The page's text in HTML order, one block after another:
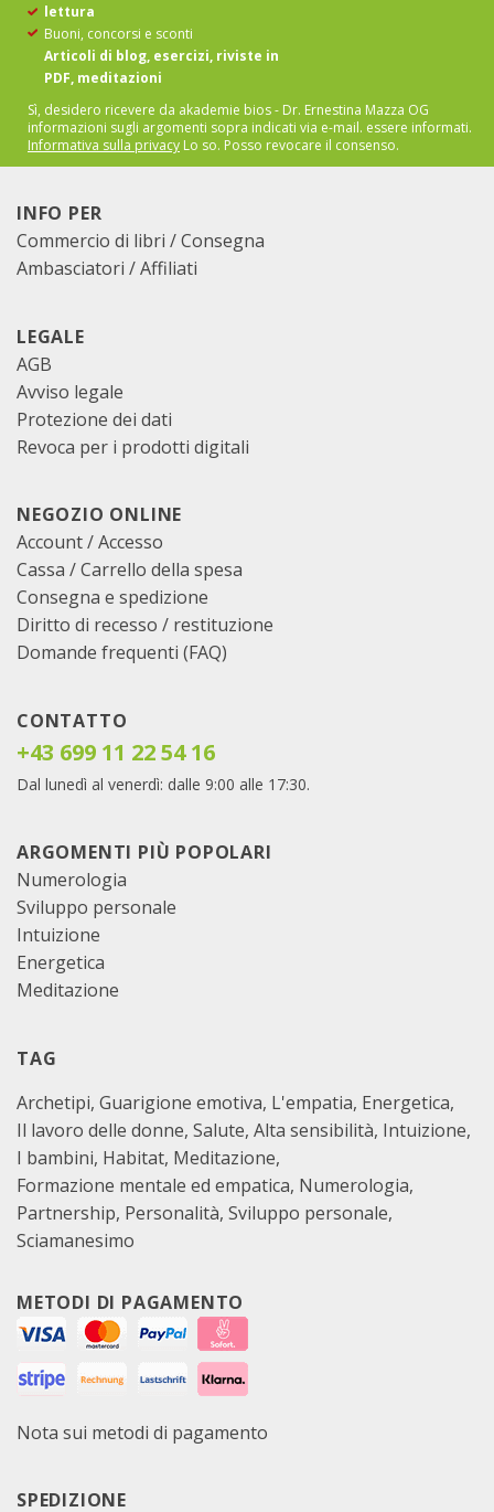
lettura
Buoni, concorsi e sconti
Articoli di blog, esercizi, riviste in
PDF, meditazioni
Sì, desidero ricevere da akademie bios - Dr. Ernestina Mazza OG
informazioni sugli argomenti sopra indicati via e-mail. essere informati.
Informativa sulla privacy Lo so. Posso revocare il consenso.
INFO PER
Commercio di libri / Consegna
Ambasciatori / Affiliati
LEGALE
AGB
Avviso legale
Protezione dei dati
Revoca per i prodotti digitali
NEGOZIO ONLINE
Account / Accesso
Cassa /Carrello della spesa
Consegna e spedizione
Diritto di recesso / restituzione
Domande frequenti (FAQ)
CONTATTO
+43 699 11 22 54 16
Dal lunedì al venerdì: dalle 9:00 alle 17:30.
ARGOMENTI PIÙ POPOLARI
Numerologia
Sviluppo personale
Intuizione
Energetica
Meditazione
TAG
Archetipi Guarigione emotiva L'empatia Energetica
Il lavoro delle donne Salute Alta sensibilità Intuizione
I bambini Habitat Meditazione
Formazione mentale ed empatica Numerologia
Partnership Personalità Sviluppo personale
Sciamanesimo
METODI DI PAGAMENTO
Nota sui metodi di pagamento
SPEDIZIONE